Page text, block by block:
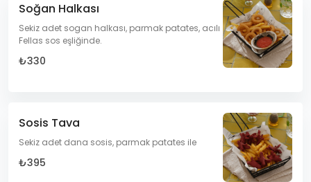
Soğan Halkası
Sekiz adet sogan halkası, parmak patates, acılı
Fellas sos eşliğinde.
₺330
Sosis Tava
Sekiz adet dana sosis, parmak patates ile
₺395